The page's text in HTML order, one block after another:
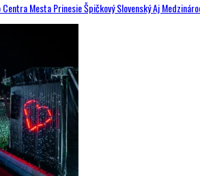
Mesta Prinesie Špičkový Slovenský Aj